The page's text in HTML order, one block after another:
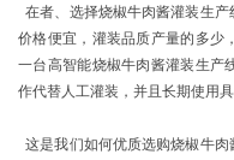
在者、选择烧椒牛肉酱灌装生
价格便宜，灌装品质产量的多少
一台高智能烧椒牛肉酱灌装生产
作代替人工灌装，并且长期使用
这是我们如何优质选购烧椒牛